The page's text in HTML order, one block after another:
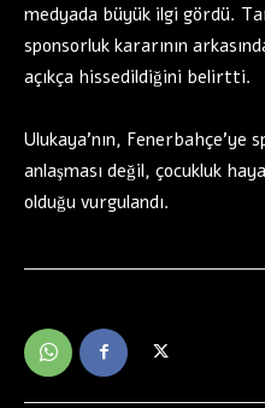
medyada büyük ilgi gördü.
sponsorluk kararının
açıkça hissedildiğini belirtti.
Ulukaya’nın, Fenerbahçe’ye
anlaşması değil, çocukluk
olduğu vurgulandı.